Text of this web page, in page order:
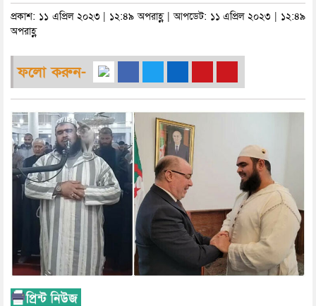
প্রকাশ: ১১ এপ্রিল ২০২৩ | ১২:৪৯ অপরাহ্ণ | আপডেট: ১১ এপ্রিল ২০২৩ | ১২:৪৯
অপরাহ্ণ
ফলো করুন-